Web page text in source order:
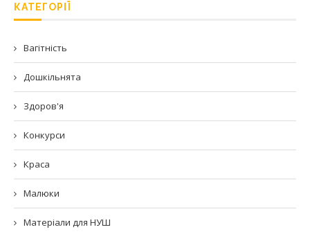
КАТЕГОРІЇ
Вагітність
Дошкільнята
Здоров'я
Конкурси
Краса
Малюки
Матеріали для НУШ